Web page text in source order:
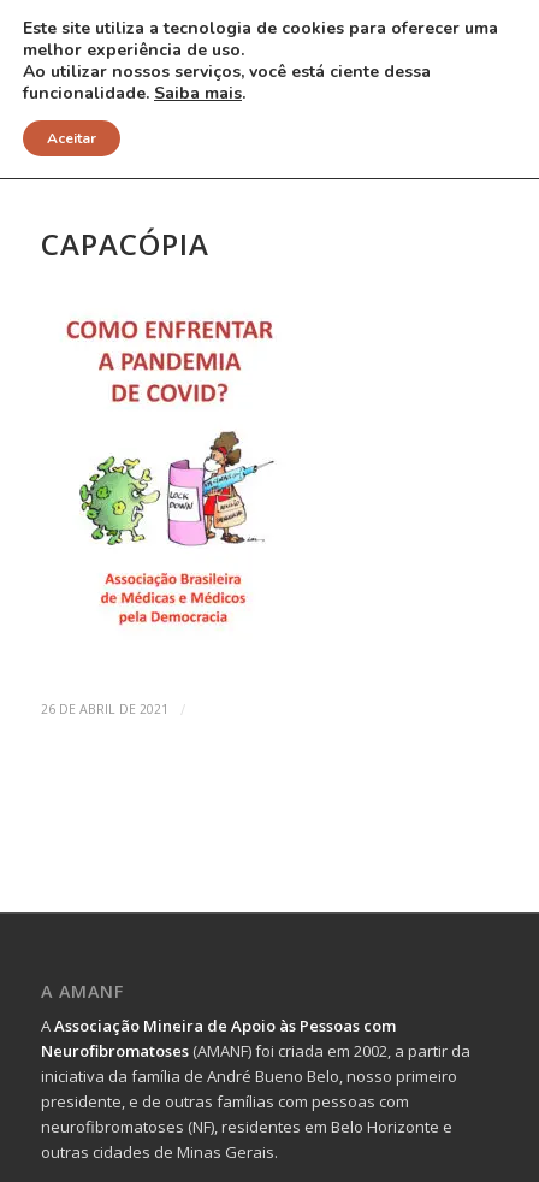
NOTÍCIAS
CAPACÓPIA
26 DE ABRIL DE 2021 /
A AMANF
AAssociação Mineira de Apoio às Pessoas com
Neurofibromatoses(AMANF) foi criada em 2002, a partir da
iniciativa da família de André Bueno Belo, nosso primeiro
presidente, e de outras famílias com pessoas com
neurofibromatoses (NF), residentes em Belo Horizonte e
outras cidades de Minas Gerais.
Este site utiliza a tecnologia de cookies para oferecer uma
melhor experiência de uso.
Ao utilizar nossos serviços, você está ciente dessa
funcionalidade. Saiba mais.
Aceitar